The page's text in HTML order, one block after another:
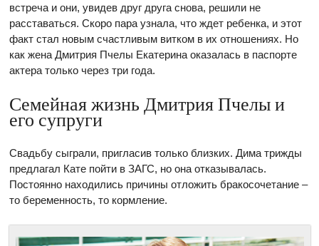
встреча и они, увидев друг друга снова, решили не
расставаться. Скоро пара узнала, что ждет ребенка, и этот
факт стал новым счастливым витком в их отношениях. Но
как жена Дмитрия Пчелы Екатерина оказалась в паспорте
актера только через три года.
Семейная жизнь Дмитрия Пчелы и
его супруги
Свадьбу сыграли, пригласив только близких. Дима трижды
предлагал Кате пойти в ЗАГС, но она отказывалась.
Постоянно находились причины отложить бракосочетание –
то беременность, то кормление.